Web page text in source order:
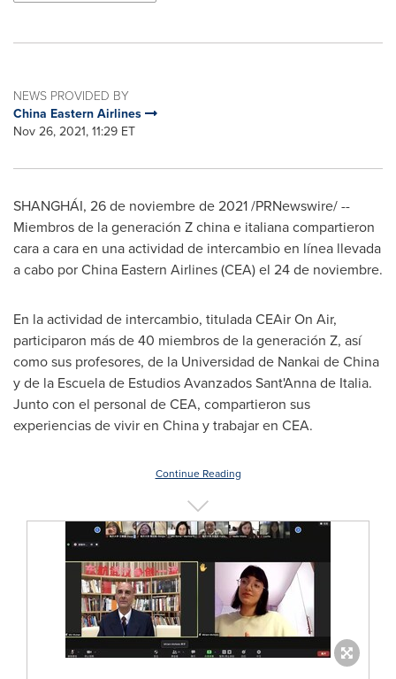
NEWS PROVIDED BY
China Eastern Airlines
Nov 26, 2021, 11:29 ET
SHANGHÁI, 26 de noviembre de 2021 /PRNewswire/ --
Miembros de la generación Z china e italiana compartieron
cara a cara en una actividad de intercambio en línea llevada
a cabo por China Eastern Airlines (CEA) el 24 de noviembre.
En la actividad de intercambio, titulada CEAir On Air,
participaron más de 40 miembros de la generación Z, así
como sus profesores, de la Universidad de Nankai deChina
y de la Escuela de Estudios Avanzados Sant'Anna de Italia.
Junto con el personal de CEA, compartieron sus
experiencias de vivir en Chinay trabajar en CEA.
Continue Reading